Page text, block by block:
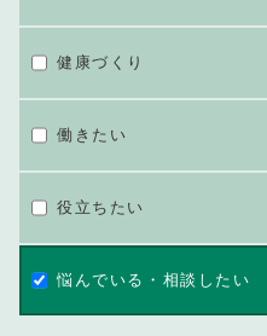
健康づくり
働きたい
役立ちたい
悩んでいる・相談したい